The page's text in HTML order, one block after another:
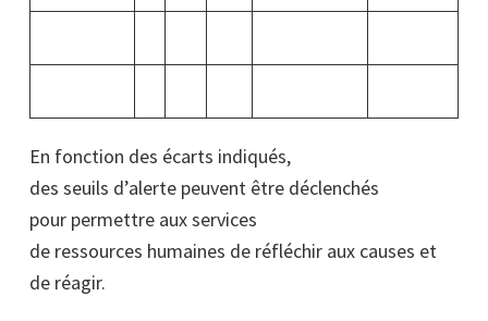
En fonction des écarts indiqués,
des seuils d’alerte peuvent être déclenchés
pour permettre aux services
de ressources humaines de réfléchir aux causes et
de réagir.